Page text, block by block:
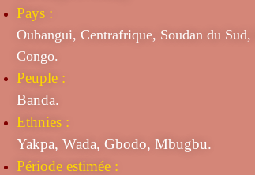
Pays :
Oubangui, Centrafrique, Soudan du Sud,
Congo.
Peuple :
Banda.
Ethnies :
Yakpa, Wada, Gbodo, Mbugbu.
Période estimée :